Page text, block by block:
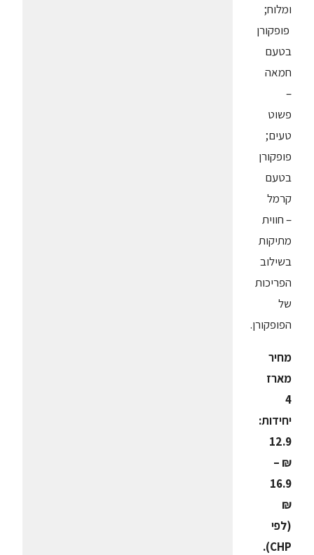
ומלוח;
פופקורן
בטעם
חמאה
–
פשוט
טעים;
פופקורן
בטעם
קרמל
– חווית
מתיקות
בשילוב
הפריכות
של
הפופקורן.
מחיר
מארז
4
יחידות:
12.9
₪ –
16.9
₪
(לפי
CHP).